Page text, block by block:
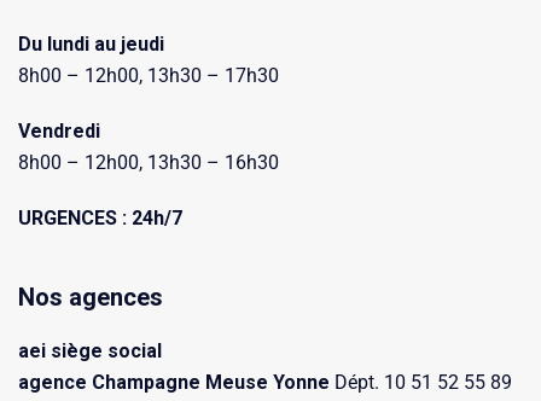
Du lundi au jeudi
8h00 – 12h00, 13h30 – 17h30
Vendredi
8h00 – 12h00, 13h30 – 16h30
URGENCES : 24h/7
Nos agences
aei siège social
agence Champagne Meuse Yonne Dépt. 10 51 52 55 89